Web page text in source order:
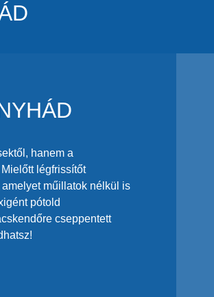
hanem a
légfrissítőt
műillatok nélkül is
pótold
cseppentett